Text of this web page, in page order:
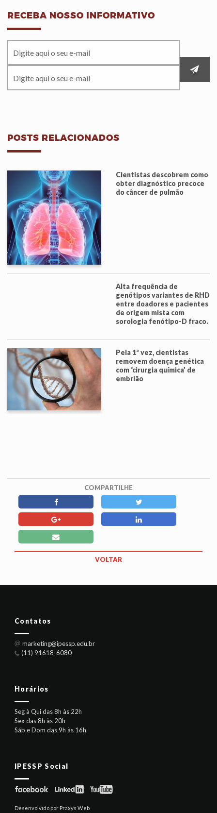
RECEBA NOSSO INFORMATIVO
POSTS RELACIONADOS
Cientistas descobrem como
obter diagnóstico precoce
do câncer de pulmão
Alta frequência de
genótipos variantes de RHD
entre doadores e pacientes
de origem mista com
sorologia fenótipo-D fraco.
Pela 1ª vez, cientistas
removem doença genética
com ‘cirurgia química’ de
embrião
COMPARTILHE
VOLTAR
Contatos
marketing@ipessp.edu.br
(11) 91618-6080
Horários
Seg à Qui das 8h às 22h
Sex das 8h às 20h
Sáb e Dom das 9h às 16h
IPESSP Social
Desenvolvido por Praxys Web